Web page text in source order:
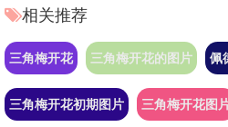
相关推荐
三角梅开花 三角梅开花的图片 佩
三角梅开花初期图片 三角梅开花图